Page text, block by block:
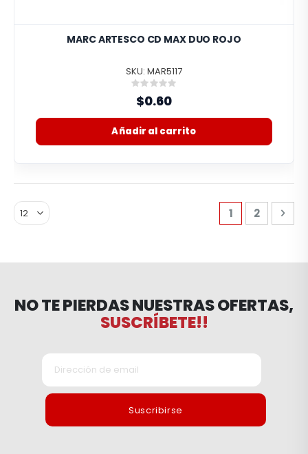
MARC ARTESCO CD MAX DUO ROJO
SKU: MAR5117
Rating:
0%
$0.60
Añadir al carrito
Página
Actualmente
1 Página
2
NO TE PIERDAS NUESTRAS OFERTAS,
SUSCRÍBETE!!
Suscribirse